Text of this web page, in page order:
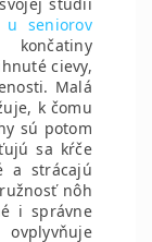
u seniorov
cievy,
Malá
k čomu
sú potom
sa kŕče
a strácajú
nôh
i správne